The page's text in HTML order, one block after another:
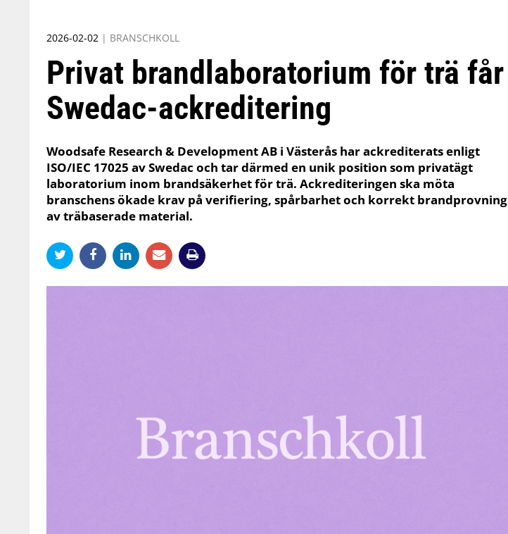
2026-02-02 | BRANSCHKOLL
Privat brandlaboratorium för trä får
Swedac-ackreditering
Woodsafe Research & Development AB i Västerås har ackrediterats enligt
ISO/IEC 17025 av Swedac och tar därmed en unik position som privatägt
laboratorium inom brandsäkerhet för trä. Ackrediteringen ska möta
branschens ökade krav på verifiering, spårbarhet och korrekt brandprovning
av träbaserade material.